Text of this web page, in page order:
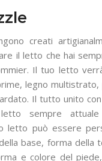
creati
il letto che hai
Il tuo letto
legno multistrato,
Il tutto unito
letto sempre
letto può essere
base, forma della
e colore del